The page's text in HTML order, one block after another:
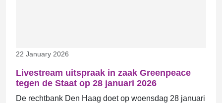
22 January 2026
Livestream uitspraak in zaak Greenpeace
tegen de Staat op 28 januari 2026
De rechtbank Den Haag doet op woensdag 28 januari